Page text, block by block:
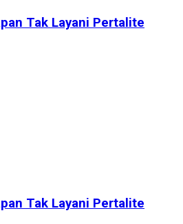
Tak Layani Pertalite
Tak Layani Pertalite